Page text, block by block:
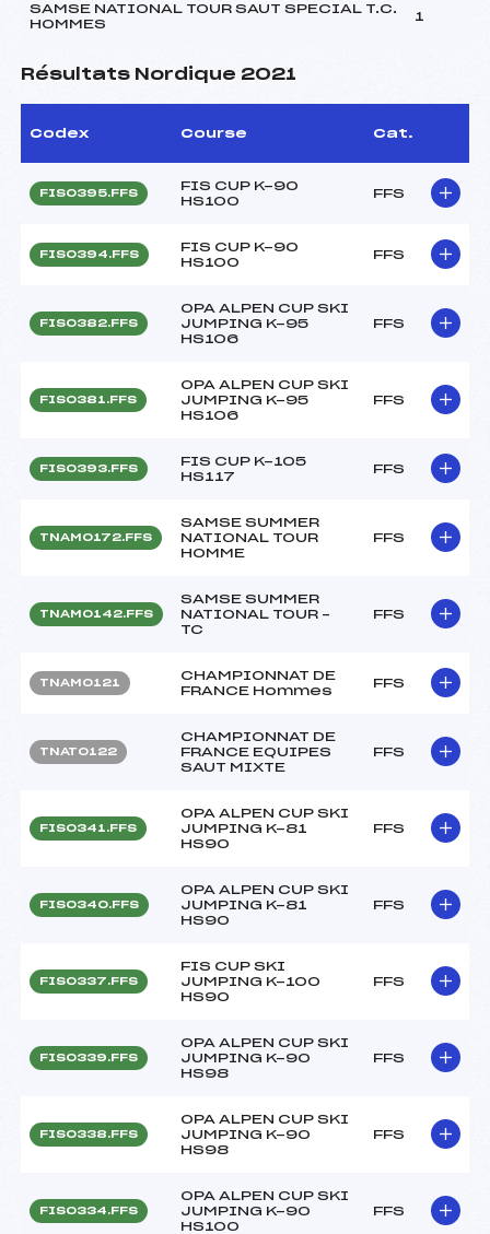
SAMSE NATIONAL TOUR SAUT SPECIAL T.C.
HOMMES
1
Résultats Nordique 2021
Codex Course Cat.
FIS0395.FFS
FIS CUP K-90
HS100
FFS
FIS0394.FFS
FIS CUP K-90
HS100
FFS
FIS0382.FFS
OPA ALPEN CUP SKI
JUMPING K-95
HS106
FFS
FIS0381.FFS
OPA ALPEN CUP SKI
JUMPING K-95
HS106
FFS
FIS0393.FFS
FIS CUP K-105
HS117
FFS
TNAM0172.FFS
SAMSE SUMMER
NATIONAL TOUR
HOMME
FFS
TNAM0142.FFS
SAMSE SUMMER
NATIONAL TOUR –
TC
FFS
TNAM0121
CHAMPIONNAT DE
FRANCE Hommes
FFS
TNAT0122
CHAMPIONNAT DE
FRANCE EQUIPES
SAUT MIXTE
FFS
FIS0341.FFS
OPA ALPEN CUP SKI
JUMPING K-81
HS90
FFS
FIS0340.FFS
OPA ALPEN CUP SKI
JUMPING K-81
HS90
FFS
FIS0337.FFS
FIS CUP SKI
JUMPING K-100
HS90
FFS
FIS0339.FFS
OPA ALPEN CUP SKI
JUMPING K-90
HS98
FFS
FIS0338.FFS
OPA ALPEN CUP SKI
JUMPING K-90
HS98
FFS
FIS0334.FFS
OPA ALPEN CUP SKI
JUMPING K-90
HS100
FFS